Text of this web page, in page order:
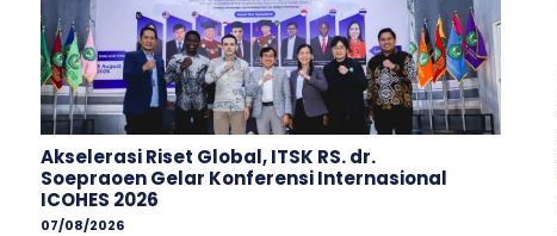
Akselerasi Riset Global, ITSK RS. dr.
Soepraoen Gelar Konferensi Internasional
ICOHES 2026
07/08/2026